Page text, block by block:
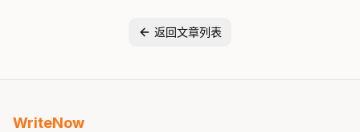
返回文章列表
WriteNow